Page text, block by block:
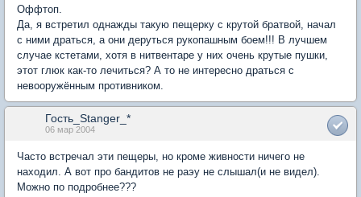
Оффтоп.
Да, я встретил однажды такую пещерку с крутой братвой, начал
с ними драться, а они деруться рукопашным боем!!! В лучшем
случае кстетами, хотя в нитвентаре у них очень крутые пушки,
этот глюк как-то лечиться? А то не интересно драться с
невооружённым противником.
Гость_Stanger_*
06 мар 2004
Часто встречал эти пещеры, но кроме живности ничего не
находил. А вот про бандитов не раэу не слышал(и не видел).
Можно по подробнее???